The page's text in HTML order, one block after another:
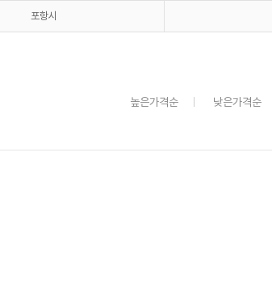
포항시
높은가격순 낮은가격순